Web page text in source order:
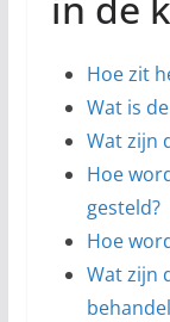
Hoe zit
Wat is
Wat zijn
Hoe
gesteld?
Hoe
Wat zijn